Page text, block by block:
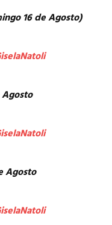
16 de Agosto)
Agosto
Agosto